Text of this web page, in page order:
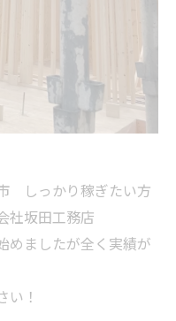
しっかり稼ぎたい方
社坂田工務店
めましたが全く実績が
い！